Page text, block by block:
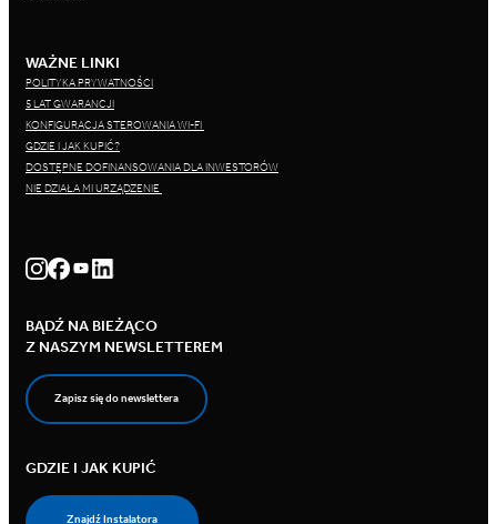
WAŻNE LINKI
POLITYKA PRYWATNOŚCI
5 LAT GWARANCJI
KONFIGURACJA STEROWANIA WI-FI
GDZIE I JAK KUPIĆ?
DOSTĘPNE DOFINANSOWANIA DLA INWESTORÓW
NIE DZIAŁA MI URZĄDZENIE
BĄDŹ NA BIEŻĄCO
Z NASZYM NEWSLETTEREM
Zapisz się do newslettera
GDZIE I JAK KUPIĆ
Znajdź Instalatora